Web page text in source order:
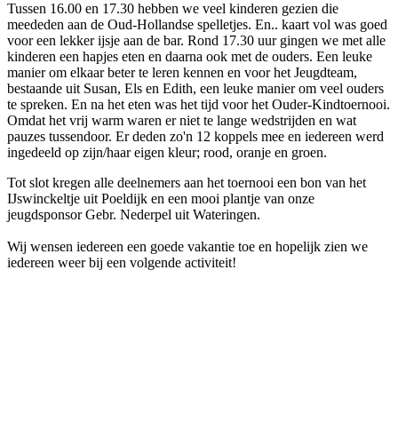
Tussen 16.00 en 17.30 hebben we veel kinderen gezien die
meededen aan de Oud-Hollandse spelletjes. En.. kaart vol was goed
voor een lekker ijsje aan de bar. Rond 17.30 uur gingen we met alle
kinderen een hapjes eten en daarna ook met de ouders. Een leuke
manier om elkaar beter te leren kennen en voor het Jeugdteam,
bestaande uit Susan, Els en Edith, een leuke manier om veel ouders
te spreken. En na het eten was het tijd voor het Ouder-Kindtoernooi.
Omdat het vrij warm waren er niet te lange wedstrijden en wat
pauzes tussendoor. Er deden zo'n 12 koppels mee en iedereen werd
ingedeeld op zijn/haar eigen kleur; rood, oranje en groen.
Tot slot kregen alle deelnemers aan het toernooi een bon van het
IJswinckeltje uit Poeldijk en een mooi plantje van onze
jeugdsponsor Gebr. Nederpel uit Wateringen.
Wij wensen iedereen een goede vakantie toe en hopelijk zien we
iedereen weer bij een volgende activiteit!